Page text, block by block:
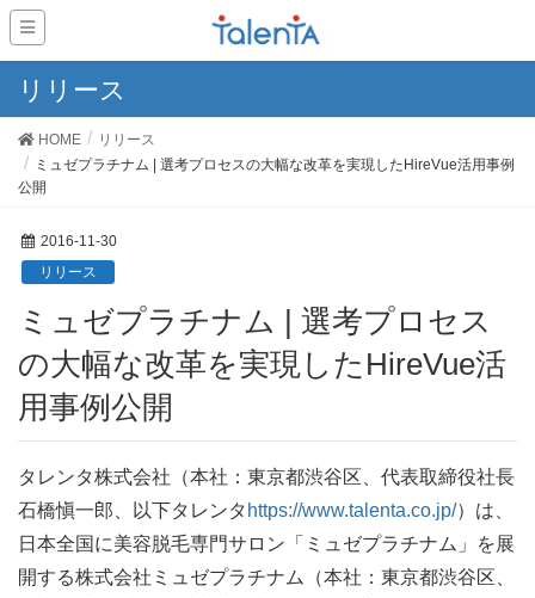
リリース
HOME
リリース
ミュゼプラチナム | 選考プロセスの大幅な改革を実現したHireVue活用事例
公開
2016-11-30
リリース
ミュゼプラチナム | 選考プロセス
の大幅な改革を実現したHireVue活
用事例公開
タレンタ株式会社（本社：東京都渋谷区、代表取締役社長
石橋愼一郎、以下タレンタ https://www.talenta.co.jp/）は、
日本全国に美容脱毛専門サロン「ミュゼプラチナム」を展
開する株式会社ミュゼプラチナム（本社：東京都渋谷区、